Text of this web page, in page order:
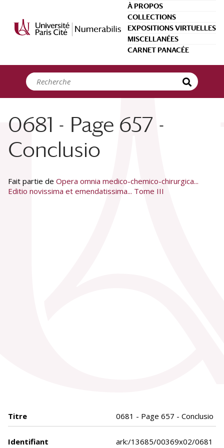
À PROPOS
COLLECTIONS
EXPOSITIONS VIRTUELLES
MISCELLANÉES
CARNET PANACÉE
0681 - Page 657 -
Conclusio
Fait partie de Opera omnia medico-chemico-chirurgica...
Editio novissima et emendatissima... Tome III
Titre 0681 - Page 657 - Conclusio
Identifiant ark:/13685/00369x02/0681